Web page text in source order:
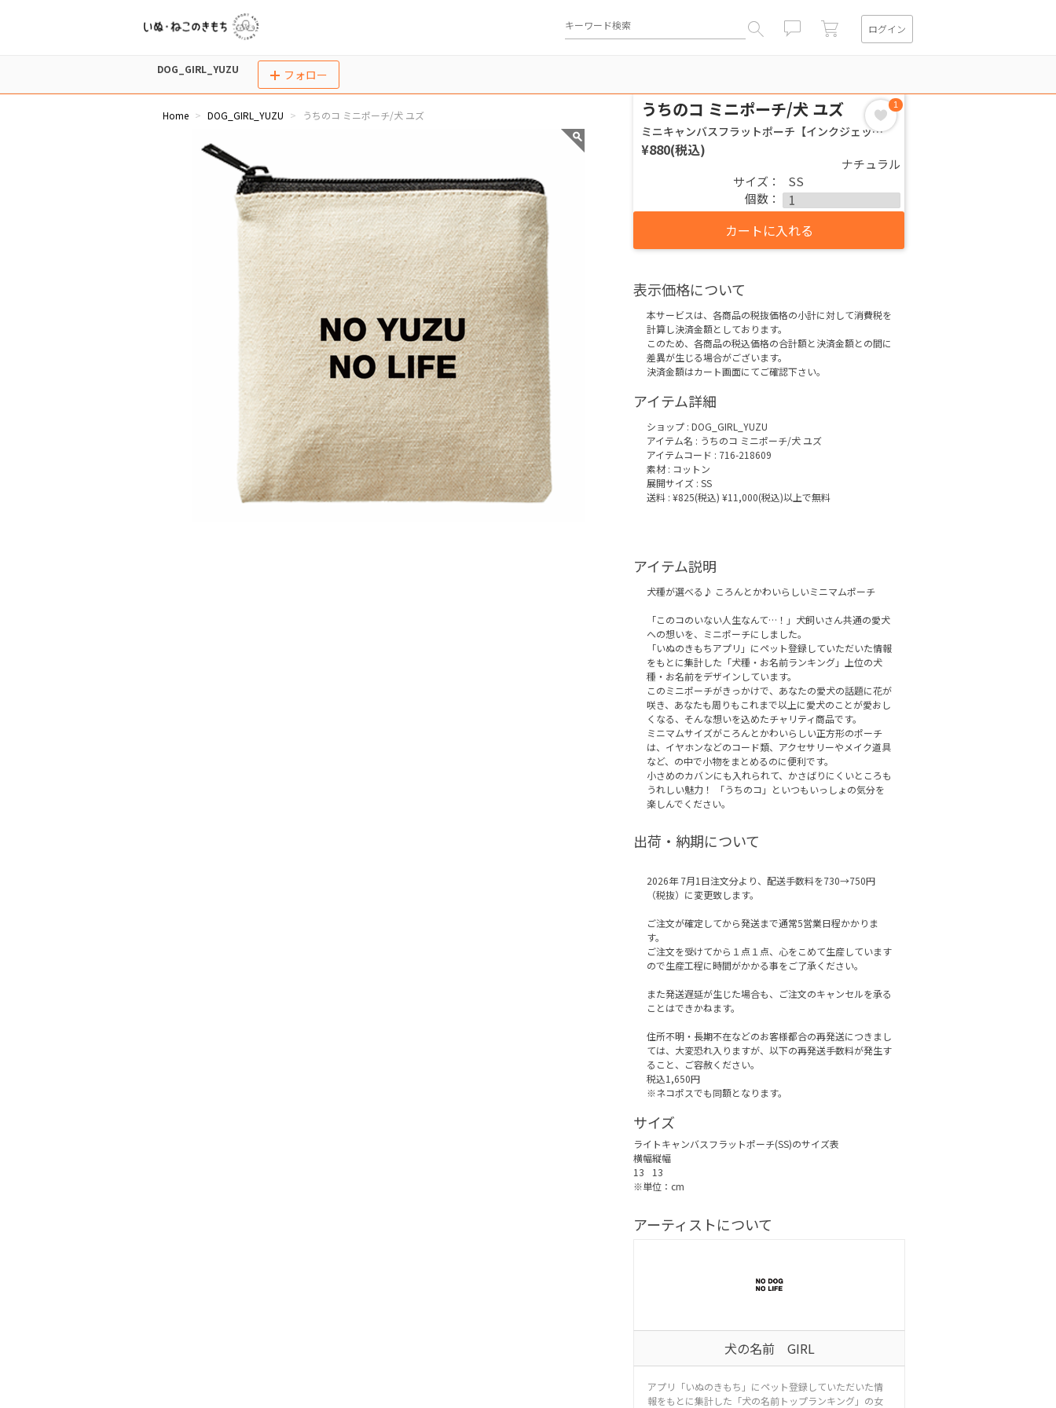
ログイン
DOG_GIRL_YUZU
フォロー
うちのコ ミニポーチ/犬 ユズ
ミニキャンバスフラットポーチ【インクジェット】
¥880(税込)
1
ナチュラル
サイズ：
SS
個数：
カートに入れる
Home DOG_GIRL_YUZU うちのコ ミニポーチ/犬 ユズ
表示価格について
本サービスは、各商品の税抜価格の小計に対して消費税を
計算し決済金額としております。
このため、各商品の税込価格の合計額と決済金額との間に
差異が生じる場合がございます。
決済金額はカート画面にてご確認下さい。
アイテム詳細
ショップ : DOG_GIRL_YUZU
アイテム名 : うちのコ ミニポーチ/犬 ユズ
アイテムコード : 716-218609
素材 : コットン
展開サイズ : SS
送料 : ¥825(税込) ¥11,000(税込)以上で無料
アイテム説明
犬種が選べる♪ ころんとかわいらしいミニマムポーチ
「このコのいない人生なんて…！」犬飼いさん共通の愛犬
への想いを、ミニポーチにしました。
「いぬのきもちアプリ」にペット登録していただいた情報
をもとに集計した「犬種・お名前ランキング」上位の犬
種・お名前をデザインしています。
このミニポーチがきっかけで、あなたの愛犬の話題に花が
咲き、あなたも周りもこれまで以上に愛犬のことが愛おし
くなる、そんな想いを込めたチャリティ商品です。
ミニマムサイズがころんとかわいらしい正方形のポーチ
は、イヤホンなどのコード類、アクセサリーやメイク道具
など、の中で小物をまとめるのに便利です。
小さめのカバンにも入れられて、かさばりにくいところも
うれしい魅力！ 「うちのコ」といつもいっしょの気分を
楽しんでください。
出荷・納期について
2026年 7月1日注文分より、配送手数料を730→750円
（税抜）に変更致します。
ご注文が確定してから発送まで通常5営業日程かかりま
す。
ご注文を受けてから１点１点、心をこめて生産しています
ので生産工程に時間がかかる事をご了承ください。
また発送遅延が生じた場合も、ご注文のキャンセルを承る
ことはできかねます。
住所不明・長期不在などのお客様都合の再発送につきまし
ては、大変恐れ入りますが、以下の再発送手数料が発生す
ること、ご容赦ください。
税込1,650円
※ネコポスでも同額となります。
サイズ
ライトキャンバスフラットポーチ(SS)のサイズ表
横幅縦幅
13
13
※単位：cm
アーティストについて
犬の名前 GIRL
アプリ「いぬのきもち」にペット登録していただいた情
報をもとに集計した「犬の名前トップランキング」の女